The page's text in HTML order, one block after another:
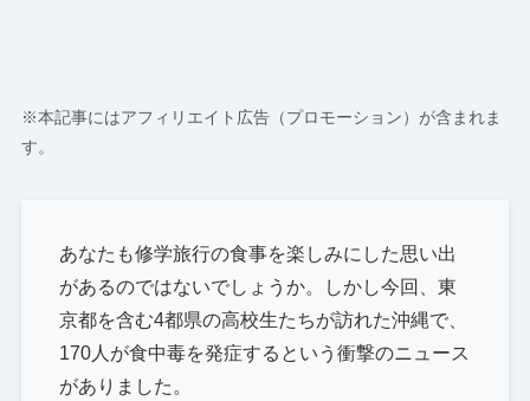
※本記事にはアフィリエイト広告（プロモーション）が含まれま
す。
あなたも修学旅行の食事を楽しみにした思い出
があるのではないでしょうか。しかし今回、東
京都を含む4都県の高校生たちが訪れた沖縄で、
170人が食中毒を発症するという衝撃のニュース
がありました。